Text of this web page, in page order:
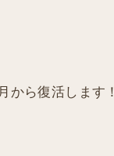
から復活します！